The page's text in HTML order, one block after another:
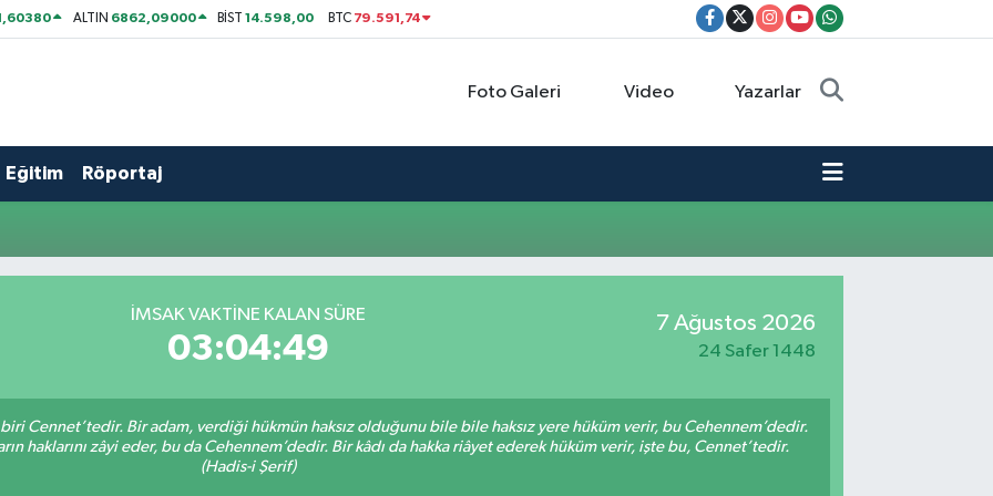
ALTIN 6862,09000 BİST14.598,00 BTC 79.591,74
Foto Galeri Video Yazarlar
Eğitim Röportaj
İMSAK VAKTİNE KALAN SÜRE
03:04:48
7 Ağustos 2026
24 Safer 1448
Cennet’tedir. Bir adam, verdiği hükmün haksız olduğunu bile bile haksız yere hüküm verir, bu Cehennem’dedir.
haklarını zâyi eder, bu da Cehennem’dedir. Bir kâdı da hakka riâyet ederek hüküm verir, işte bu, Cennet’tedir.
(Hadis-i Şerif)